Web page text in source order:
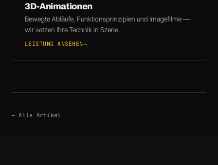
3D-Animationen
Bewegte Abläufe, Funktionsprinzipien und Imagefilme —
wir setzen Ihre Technik in Szene.
LEISTUNG ANSEHEN→
← Alle Artikel